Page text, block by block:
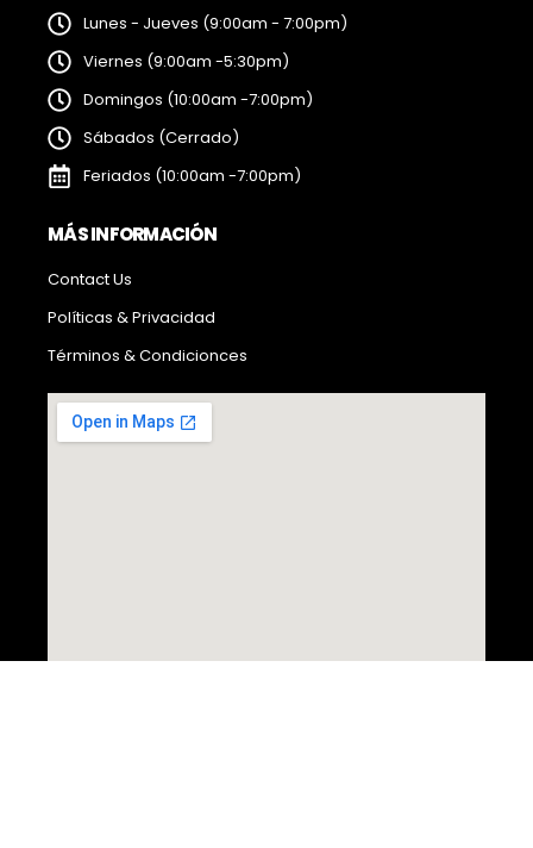
Lunes - Jueves (9:00am - 7:00pm)
Viernes (9:00am -5:30pm)
Domingos (10:00am -7:00pm)
Sábados (Cerrado)
Feriados (10:00am -7:00pm)
MÁS INFORMACIÓN
Contact Us
Políticas & Privacidad
Términos & Condicionces